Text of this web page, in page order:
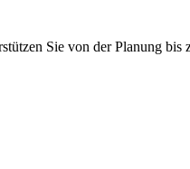
Sie von der Planung